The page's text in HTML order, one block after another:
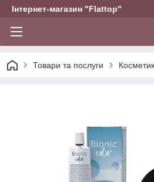
Інтернет-магазин "Flattop"
Товари та послуги